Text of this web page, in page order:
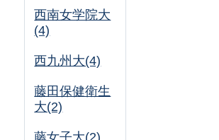
西南女学院大
(4)
西九州大(4)
藤田保健衛生
大(2)
藤女子大(2)